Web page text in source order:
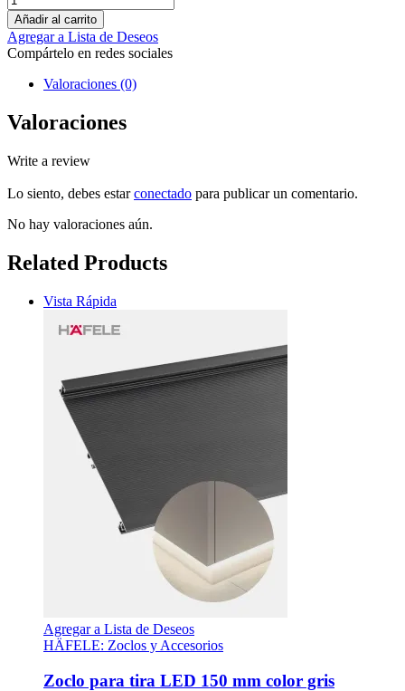
Añadir al carrito
Agregar a Lista de Deseos
Compártelo en redes sociales
Valoraciones (0)
Valoraciones
Write a review
Lo siento, debes estarconectado para publicar un comentario.
No hay valoraciones aún.
Related Products
Vista Rápida
Agregar a Lista de Deseos
HÄFELE: Zoclos y Accesorios
Zoclo para tira LED 150 mm color gris